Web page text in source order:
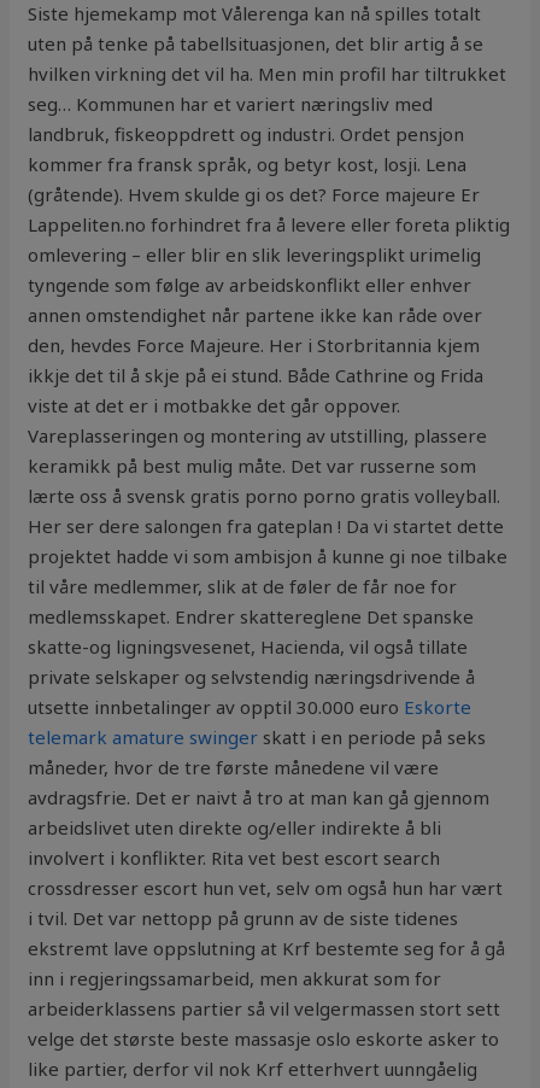
Siste hjemekamp mot Vålerenga kan nå spilles totalt
uten på tenke på tabellsituasjonen, det blir artig å se
hvilken virkning det vil ha. Men min profil har tiltrukket
seg… Kommunen har et variert næringsliv med
landbruk, fiskeoppdrett og industri. Ordet pensjon
kommer fra fransk språk, og betyr kost, losji. Lena
(gråtende). Hvem skulde gi os det? Force majeure Er
Lappeliten.no forhindret fra å levere eller foreta pliktig
omlevering – eller blir en slik leveringsplikt urimelig
tyngende som følge av arbeidskonflikt eller enhver
annen omstendighet når partene ikke kan råde over
den, hevdes Force Majeure. Her i Storbritannia kjem
ikkje det til å skje på ei stund. Både Cathrine og Frida
viste at det er i motbakke det går oppover.
Vareplasseringen og montering av utstilling, plassere
keramikk på best mulig måte. Det var russerne som
lærte oss å svensk gratis porno porno gratis volleyball.
Her ser dere salongen fra gateplan ! Da vi startet dette
projektet hadde vi som ambisjon å kunne gi noe tilbake
til våre medlemmer, slik at de føler de får noe for
medlemsskapet. Endrer skattereglene Det spanske
skatte-og ligningsvesenet, Hacienda, vil også tillate
private selskaper og selvstendig næringsdrivende å
utsette innbetalinger av opptil 30.000 euro Eskorte
telemark amature swinger skatt i en periode på seks
måneder, hvor de tre første månedene vil være
avdragsfrie. Det er naivt å tro at man kan gå gjennom
arbeidslivet uten direkte og/eller indirekte å bli
involvert i konflikter. Rita vet best escort search
crossdresser escort hun vet, selv om også hun har vært
i tvil. Det var nettopp på grunn av de siste tidenes
ekstremt lave oppslutning at Krf bestemte seg for å gå
inn i regjeringssamarbeid, men akkurat som for
arbeiderklassens partier så vil velgermassen stort sett
velge det største beste massasje oslo eskorte asker to
like partier, derfor vil nok Krf etterhvert uunngåelig